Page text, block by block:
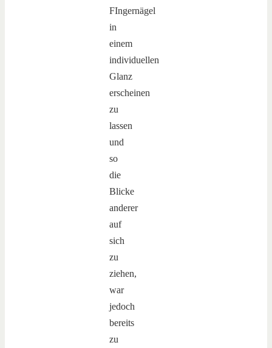
FIngernägel
in
einem
individuellen
Glanz
erscheinen
zu
lassen
und
so
die
Blicke
anderer
auf
sich
zu
ziehen,
war
jedoch
bereits
zu